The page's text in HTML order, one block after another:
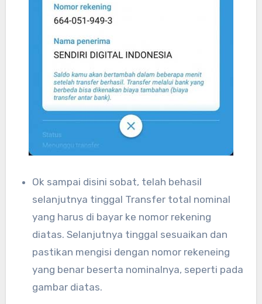
Ok sampai disini sobat, telah behasil
selanjutnya tinggal Transfer total nominal
yang harus di bayar ke nomor rekening
diatas. Selanjutnya tinggal sesuaikan dan
pastikan mengisi dengan nomor rekeneing
yang benar beserta nominalnya, seperti pada
gambar diatas.